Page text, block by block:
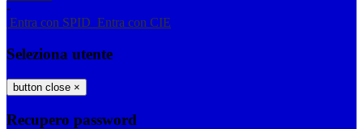
-
Entra con SPID Entra con CIE
Seleziona utente
button close ×
Recupero password